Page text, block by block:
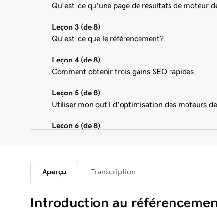
Qu'est-ce qu'une page de résultats de moteur
Leçon 3 (de 8)
Qu'est-ce que le référencement?
Leçon 4 (de 8)
Comment obtenir trois gains SEO rapides
Leçon 5 (de 8)
Utiliser mon outil d'optimisation des moteurs
Leçon 6 (de 8)
Utilisation de mots-clés dans le contenu de votre
Optimiser les images dans WordPress avec des
Aperçu Transcription
Introduction au